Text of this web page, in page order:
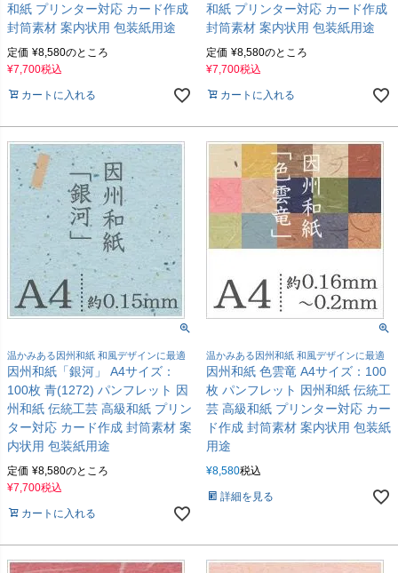
和紙 プリンター対応 カード作成
封筒素材 案内状用 包装紙用途
定価 ¥8,580のところ
¥7,700税込
カートに入れる
和紙 プリンター対応 カード作成
封筒素材 案内状用 包装紙用途
定価 ¥8,580のところ
¥7,700税込
カートに入れる
温かみある因州和紙 和風デザインに最適
因州和紙「銀河」 A4サイズ：
100枚 青(1272) パンフレット 因
州和紙 伝統工芸 高級和紙 プリン
ター対応 カード作成 封筒素材 案
内状用 包装紙用途
定価 ¥8,580のところ
¥7,700税込
カートに入れる
温かみある因州和紙 和風デザインに最適
因州和紙 色雲竜 A4サイズ：100
枚 パンフレット 因州和紙 伝統工
芸 高級和紙 プリンター対応 カー
ド作成 封筒素材 案内状用 包装紙
用途
¥8,580税込
詳細を見る